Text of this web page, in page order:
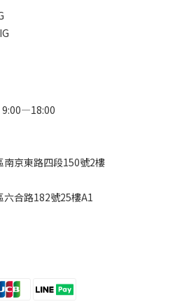
9:00—18:00
南京東路四段150號2樓
合路182號25樓A1